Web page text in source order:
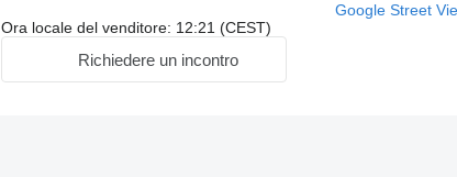
Google Street
Ora locale del venditore: 12:21 (CEST)
Richiedere un incontro